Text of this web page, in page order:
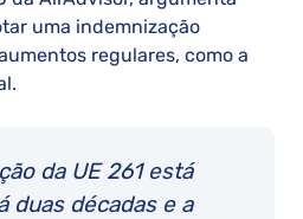
uma indemnização
regulares, como a
da UE 261 está
duas décadas e a